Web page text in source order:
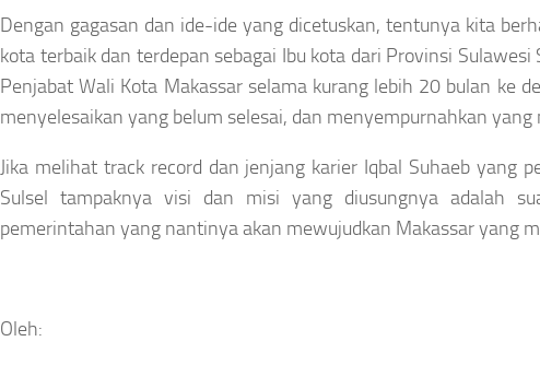
Dengan gagasan dan ide-ide yang dicetuskan, tentunya kita
kota terbaik dan terdepan sebagai Ibu kota dari Provinsi
Penjabat Wali Kota Makassar selama kurang lebih 20 bulan ke
menyelesaikan yang belum selesai, dan menyempurnahkan yang
Jika melihat track record dan jenjang karier Iqbal Suhaeb yang
Sulsel tampaknya visi dan misi yang diusungnya adalah
pemerintahan yang nantinya akan mewujudkan Makassar yang
Oleh: